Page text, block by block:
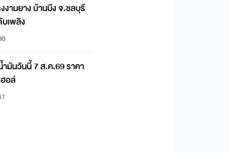
งานยาง บ้านบึง จ.ชลบุรี
เพลิง
มันวันนี้ 7 ส.ค.69 ราคา
อล์